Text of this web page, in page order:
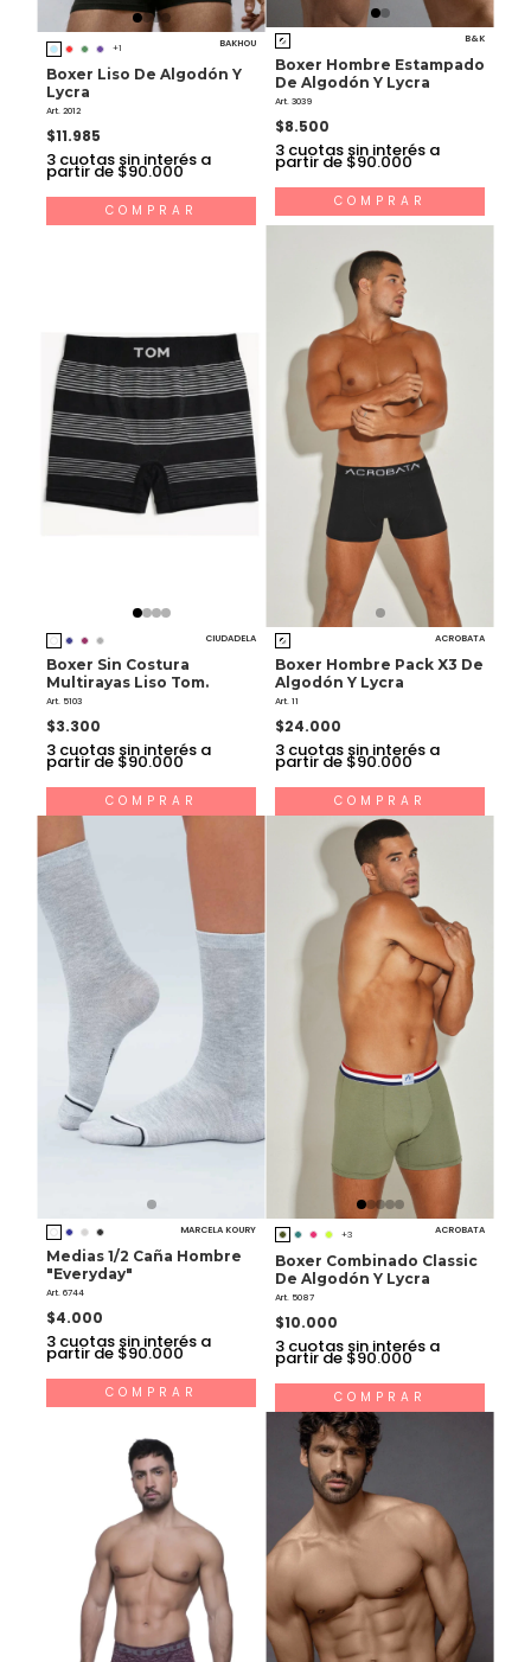
+1 BAKHOU
Boxer Liso De Algodón Y
Lycra
Art. 2012
$11.985
3 cuotas sin interés a
partir de $90.000
COMPRAR
B&K
Boxer Hombre Estampado
De Algodón Y Lycra
Art. 3039
$8.500
3 cuotas sin interés a
partir de $90.000
COMPRAR
CIUDADELA
Boxer Sin Costura
Multirayas Liso Tom.
Art. 5103
$3.300
3 cuotas sin interés a
partir de $90.000
COMPRAR
ACROBATA
Boxer Hombre Pack X3 De
Algodón Y Lycra
Art. 11
$24.000
3 cuotas sin interés a
partir de $90.000
COMPRAR
MARCELA KOURY
Medias 1/2 Caña Hombre
"Everyday"
Art. 6744
$4.000
3 cuotas sin interés a
partir de $90.000
COMPRAR
+3 ACROBATA
Boxer Combinado Classic
De Algodón Y Lycra
Art. 5087
$10.000
3 cuotas sin interés a
partir de $90.000
COMPRAR